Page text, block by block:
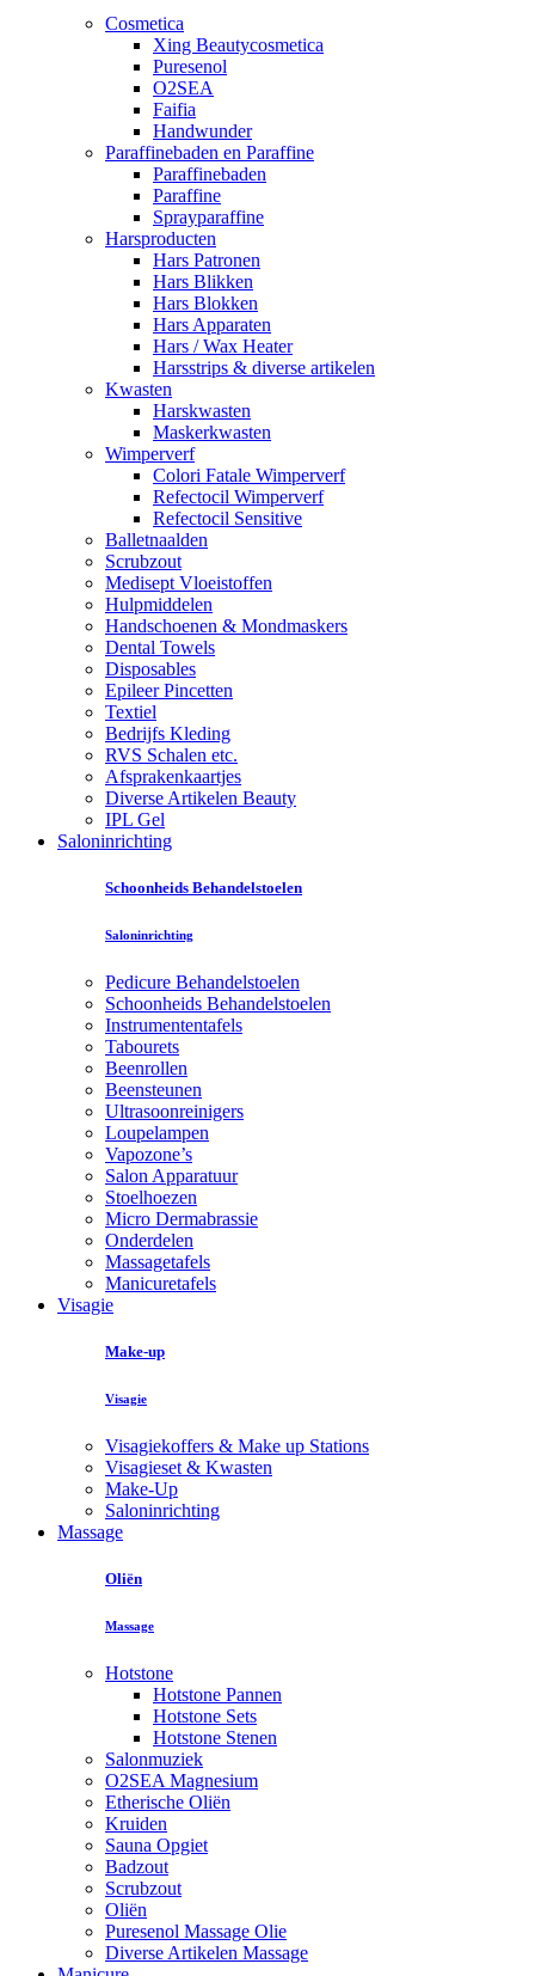
Cosmetica
Xing Beautycosmetica
Puresenol
O2SEA
Faifia
Handwunder
Paraffinebaden en Paraffine
Paraffinebaden
Paraffine
Sprayparaffine
Harsproducten
Hars Patronen
Hars Blikken
Hars Blokken
Hars Apparaten
Hars / Wax Heater
Harsstrips & diverse artikelen
Kwasten
Harskwasten
Maskerkwasten
Wimperverf
Colori Fatale Wimperverf
Refectocil Wimperverf
Refectocil Sensitive
Balletnaalden
Scrubzout
Medisept Vloeistoffen
Hulpmiddelen
Handschoenen & Mondmaskers
Dental Towels
Disposables
Epileer Pincetten
Textiel
Bedrijfs Kleding
RVS Schalen etc.
Afsprakenkaartjes
Diverse Artikelen Beauty
IPL Gel
Saloninrichting
Schoonheids Behandelstoelen
Saloninrichting
Pedicure Behandelstoelen
Schoonheids Behandelstoelen
Instrumententafels
Tabourets
Beenrollen
Beensteunen
Ultrasoonreinigers
Loupelampen
Vapozone’s
Salon Apparatuur
Stoelhoezen
Micro Dermabrassie
Onderdelen
Massagetafels
Manicuretafels
Visagie
Make-up
Visagie
Visagiekoffers & Make up Stations
Visagieset & Kwasten
Make-Up
Saloninrichting
Massage
Oliën
Massage
Hotstone
Hotstone Pannen
Hotstone Sets
Hotstone Stenen
Salonmuziek
O2SEA Magnesium
Etherische Oliën
Kruiden
Sauna Opgiet
Badzout
Scrubzout
Oliën
Puresenol Massage Olie
Diverse Artikelen Massage